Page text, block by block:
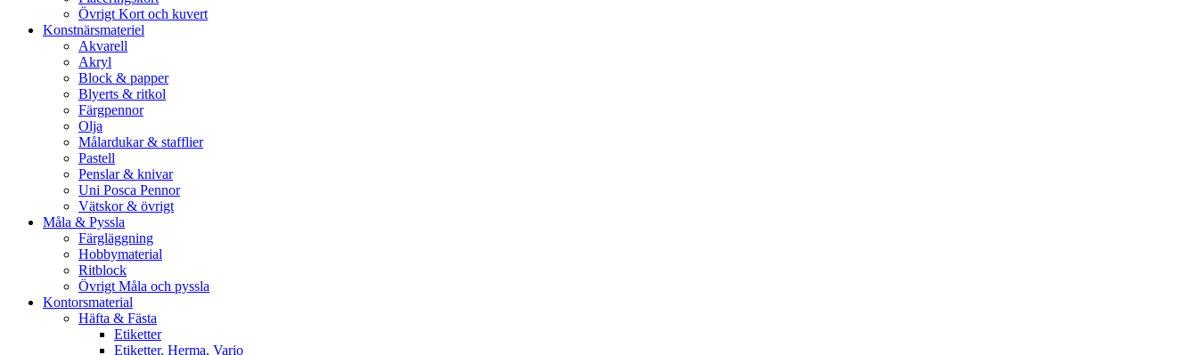
Övrigt Kort och kuvert
Konstnärsmateriel
Akvarell
Akryl
Block & papper
Blyerts & ritkol
Färgpennor
Olja
Målardukar & stafflier
Pastell
Penslar & knivar
Uni Posca Pennor
Vätskor & övrigt
Måla & Pyssla
Färgläggning
Hobbymaterial
Ritblock
Övrigt Måla och pyssla
Kontorsmaterial
Häfta & Fästa
Etiketter
Etiketter, Herma, Vario